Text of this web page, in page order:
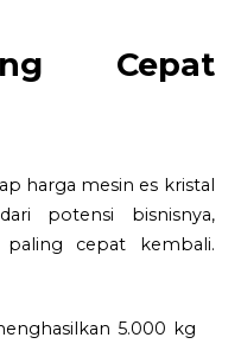
Cepat
harga mesin es kristal
potensi bisnisnya,
cepat kembali.
5.000 kg